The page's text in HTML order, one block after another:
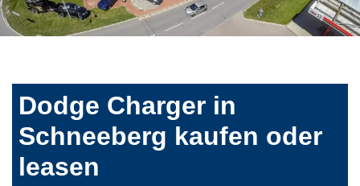
Dodge Charger in
Schneeberg kaufen oder
leasen